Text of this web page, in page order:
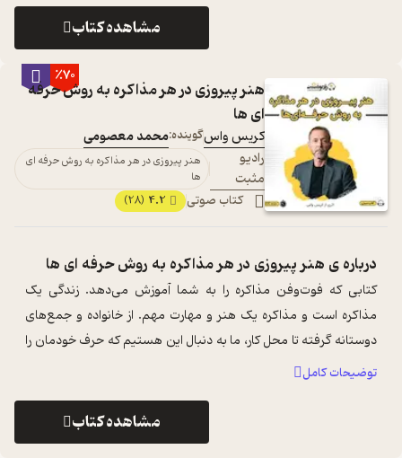
مشاهده کتاب
٪70
هنر پیروزی در هر مذاکره به روش حرفه
ای ها
کریس واسگوینده:محمد معصومی
رادیو
مثبت
هنر پیروزی در هر مذاکره به روش حرفه ای
ها
کتاب صوتی 4.2
(28)
درباره ی هنر پیروزی در هر مذاکره به روش حرفه ای ها
کتابی که فوت‌و‌فن مذاکره را به شما آموزش می‌دهد. زندگی یک
مذاکره است و مذاکره یک هنر و مهارت مهم. از خانواده و جمع‌های
دوستانه گرفته تا محل کار، ما به دنبال این هستیم که حرف خودمان را
به کرسی بنشان ...
توضیحات کامل
مشاهده کتاب